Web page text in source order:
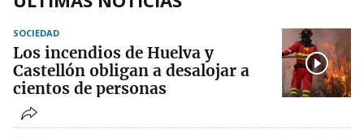
SOCIEDAD
Los incendios de Huelva y
Castellón obligan a desalojar a
cientos de personas